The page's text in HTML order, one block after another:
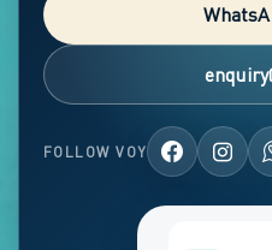
FOLLOW VOY